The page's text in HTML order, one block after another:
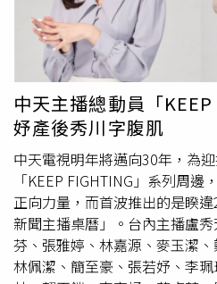
討論，所以這個是比較遺憾的
的智慧，好好去把它做一個處
聞大爆卦》表示，「沈發惠是
賴品妤，所以當然要報答他一
庸？」蔡正元提到，還有那個
高鐵沒有靠背的那個人。主持人
全名單吧？」媒體人謝寒冰說，
言，「我不得不說，民進黨這份
一鍋白粥裡面，只要有一顆老
馬千惠反問，「那最差勁的老
洋啊、范雲啊，就是啊，這兩
酬庸，所以這名單能看嗎？還
的，這也能夠上去？所以我只
中天主播總動員「
妤產後秀川字腹肌
中天電視明年將邁向30年，為
「KEEP FIGHTING」系列周
正向力量，而首波推出的是睽
新聞主播桌曆」。台內主播盧秀
芬、張雅婷、林嘉源、麥玉潔
林佩潔、簡至豪、張若妤、李